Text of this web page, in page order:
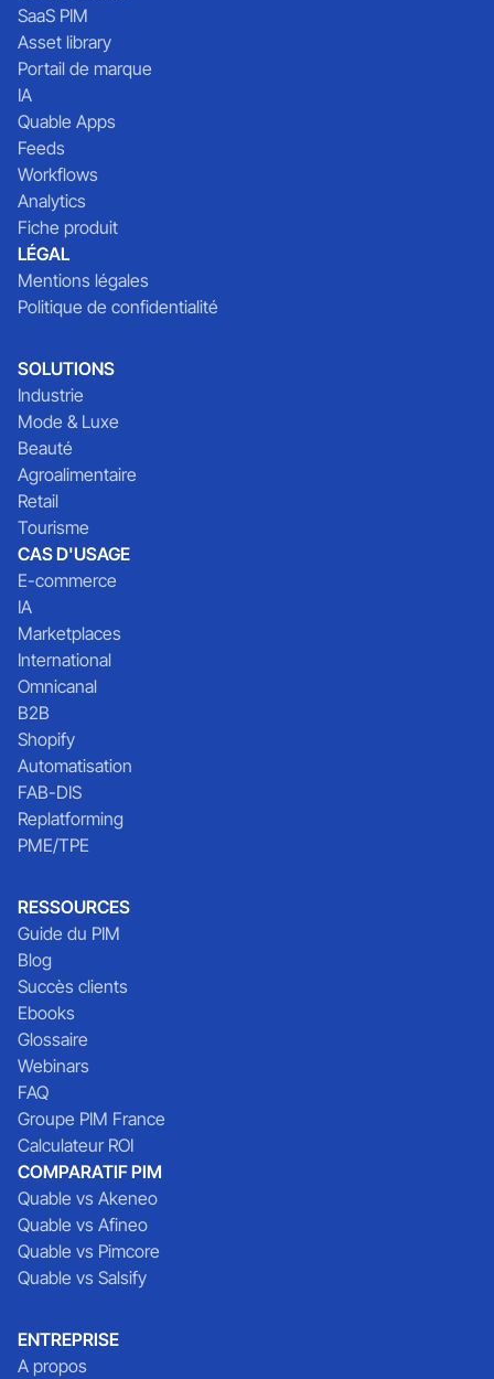
SaaS PIM
Asset library
Portail de marque
IA
Quable Apps
Feeds
Workflows
Analytics
Fiche produit
LÉGAL
Mentions légales
Politique de confidentialité
SOLUTIONS
Industrie
Mode & Luxe
Beauté
Agroalimentaire
Retail
Tourisme
CAS D'USAGE
E-commerce
IA
Marketplaces
International
Omnicanal
B2B
Shopify
Automatisation
FAB-DIS
Replatforming
PME/TPE
RESSOURCES
Guide du PIM
Blog
Succès clients
Ebooks
Glossaire
Webinars
FAQ
Groupe PIM France
Calculateur ROI
COMPARATIF PIM
Quable vs Akeneo
Quable vs Afineo
Quable vs Pimcore
Quable vs Salsify
ENTREPRISE
A propos